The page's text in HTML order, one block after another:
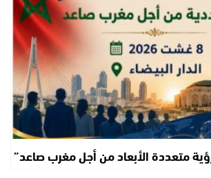
متعددة الأبعاد من أجل مغرب صاعد”